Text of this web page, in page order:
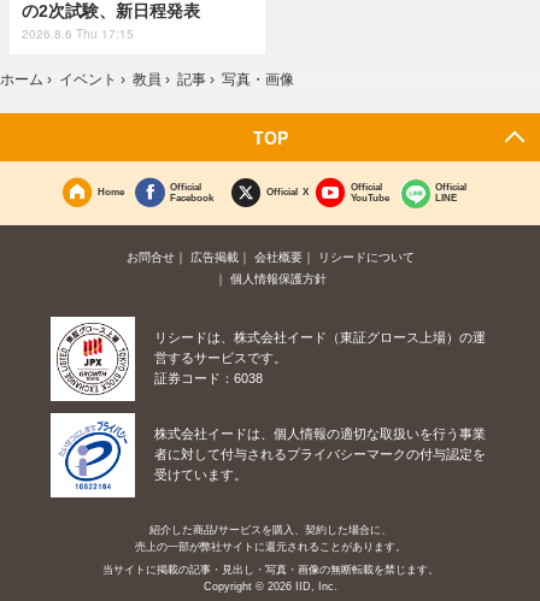
の2次試験、新日程発表
2026.8.6 Thu 17:15
ホーム › イベント › 教員 › 記事 › 写真・画像
TOP
Home
Official
Facebook
Official X
Official
YouTube
Official
LINE
お問合せ 広告掲載 会社概要
リシードについて
個人情報保護方針
リシードは、株式会社イード（東証グロース上場）の運
営するサービスです。
証券コード：6038
株式会社イードは、個人情報の適切な取扱いを行う事業
者に対して付与されるプライバシーマークの付与認定を
受けています。
紹介した商品/サービスを購入、契約した場合に、
売上の一部が弊社サイトに還元されることがあります。
当サイトに掲載の記事・見出し・写真・画像の無断転載を禁じます。
Copyright © 2026 IID, Inc.